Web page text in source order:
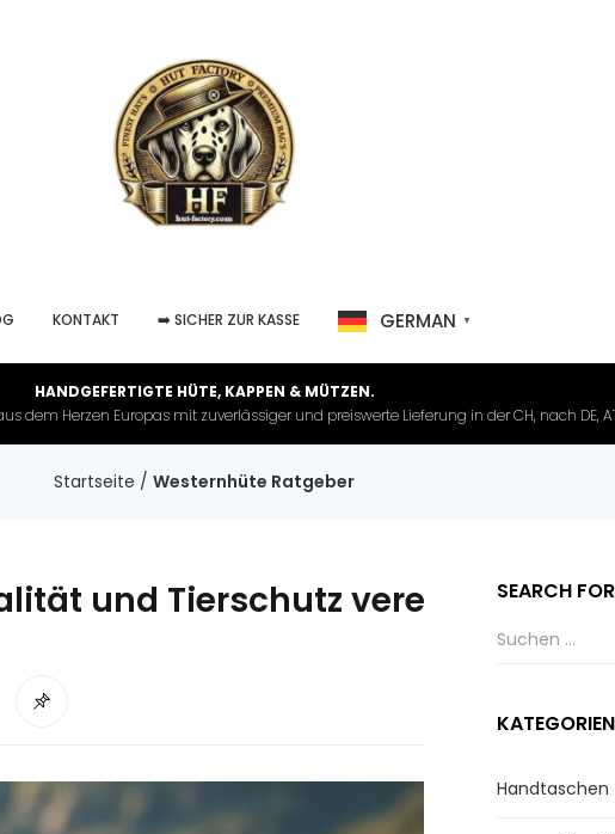
KONTAKT ➡️ SICHER ZUR KASSE GERMAN ▼
HANDGEFERTIGTE HÜTE, KAPPEN & MÜTZEN.
dem Herzen Europas mit zuverlässiger und preiswerte Lieferung in der CH, nach DE, AT,
Startseite / Westernhüte Ratgeber
und Tierschutz vere
SEARCH
KATEGORIEN
Handtaschen